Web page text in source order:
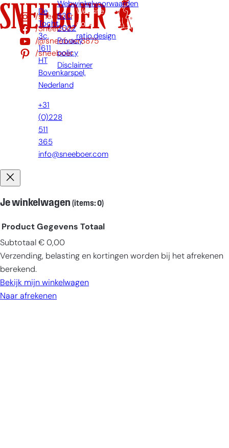
/sneeboer
/Sneeboer
/@sneeboer3875
/sneeboer
De
Tocht
3c,
1611
HT
Bovenkarspel,
Nederland
+31
(0)228
511
365
info@sneeboer.com
Webwinkelvoorwaarden
B2C
2022
Privacy
policy
Disclaimer
Website
door:
ratio.design
Je winkelwagen (items: 0)
Producten
in
winkelwagen
Product Gegevens Totaal
Subtotaal € 0,00
Verzending, belasting en kortingen worden bij het afrekenen
berekend.
Bekijk mijn winkelwagen
Naar afrekenen